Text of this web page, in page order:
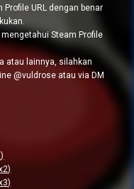
URL dengan benar
Steam Profile
atau lainnya, silahkan
@vuldrose atau via DM